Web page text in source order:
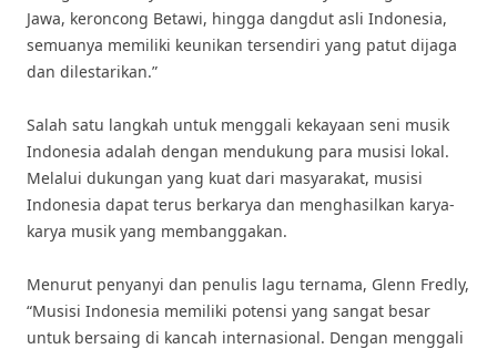
Jawa, keroncong Betawi, hingga dangdut asli Indonesia,
semuanya memiliki keunikan tersendiri yang patut dijaga
dan dilestarikan.”
Salah satu langkah untuk menggali kekayaan seni musik
Indonesia adalah dengan mendukung para musisi lokal.
Melalui dukungan yang kuat dari masyarakat, musisi
Indonesia dapat terus berkarya dan menghasilkan karya-
karya musik yang membanggakan.
Menurut penyanyi dan penulis lagu ternama, Glenn Fredly,
“Musisi Indonesia memiliki potensi yang sangat besar
untuk bersaing di kancah internasional. Dengan menggali